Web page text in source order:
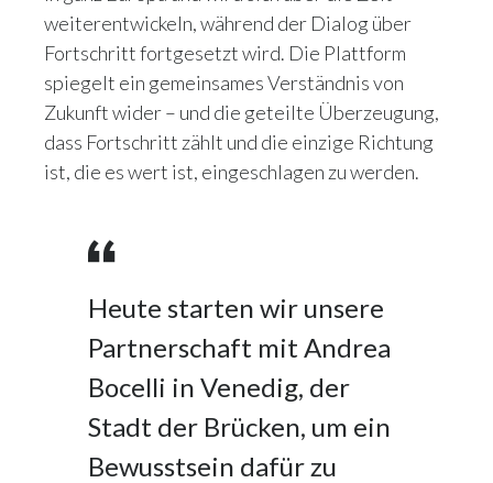
weiterentwickeln, während der Dialog über
Fortschritt fortgesetzt wird. Die Plattform
spiegelt ein gemeinsames Verständnis von
Zukunft wider – und die geteilte Überzeugung,
dass Fortschritt zählt und die einzige Richtung
ist, die es wert ist, eingeschlagen zu werden.
Heute starten wir unsere
Partnerschaft mit Andrea
Bocelli in Venedig, der
Stadt der Brücken, um ein
Bewusstsein dafür zu